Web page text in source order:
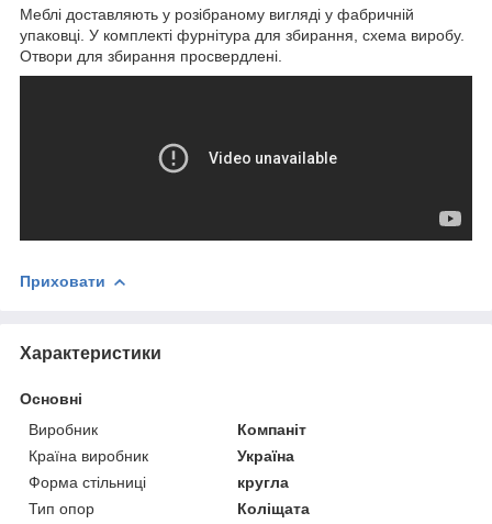
Меблі доставляють у розібраному вигляді у фабричній
упаковці. У комплекті фурнітура для збирання, схема виробу.
Отвори для збирання просвердлені.
Приховати
Характеристики
Основні
Виробник
Компаніт
Країна виробник
Україна
Форма стільниці
кругла
Тип опор
Коліщата